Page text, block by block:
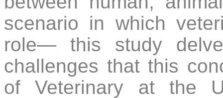
scenario in which
role— this study
challenges that this
of Veterinary at the